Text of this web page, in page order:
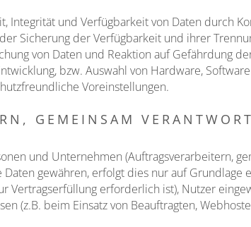
und Verfügbarkeit von Daten durch
Sicherung der Verfügbarkeit und ihrer
von Daten und Reaktion auf Gefährdung
bzw. Auswahl von Hardware,
Voreinstellungen.
GEMEINSAM
und Unternehmen (Auftragsverarbeitern,
gewähren, erfolgt dies nur auf Grundlage
Vertragserfüllung erforderlich ist), Nutzer
(z.B. beim Einsatz von Beauftragten,